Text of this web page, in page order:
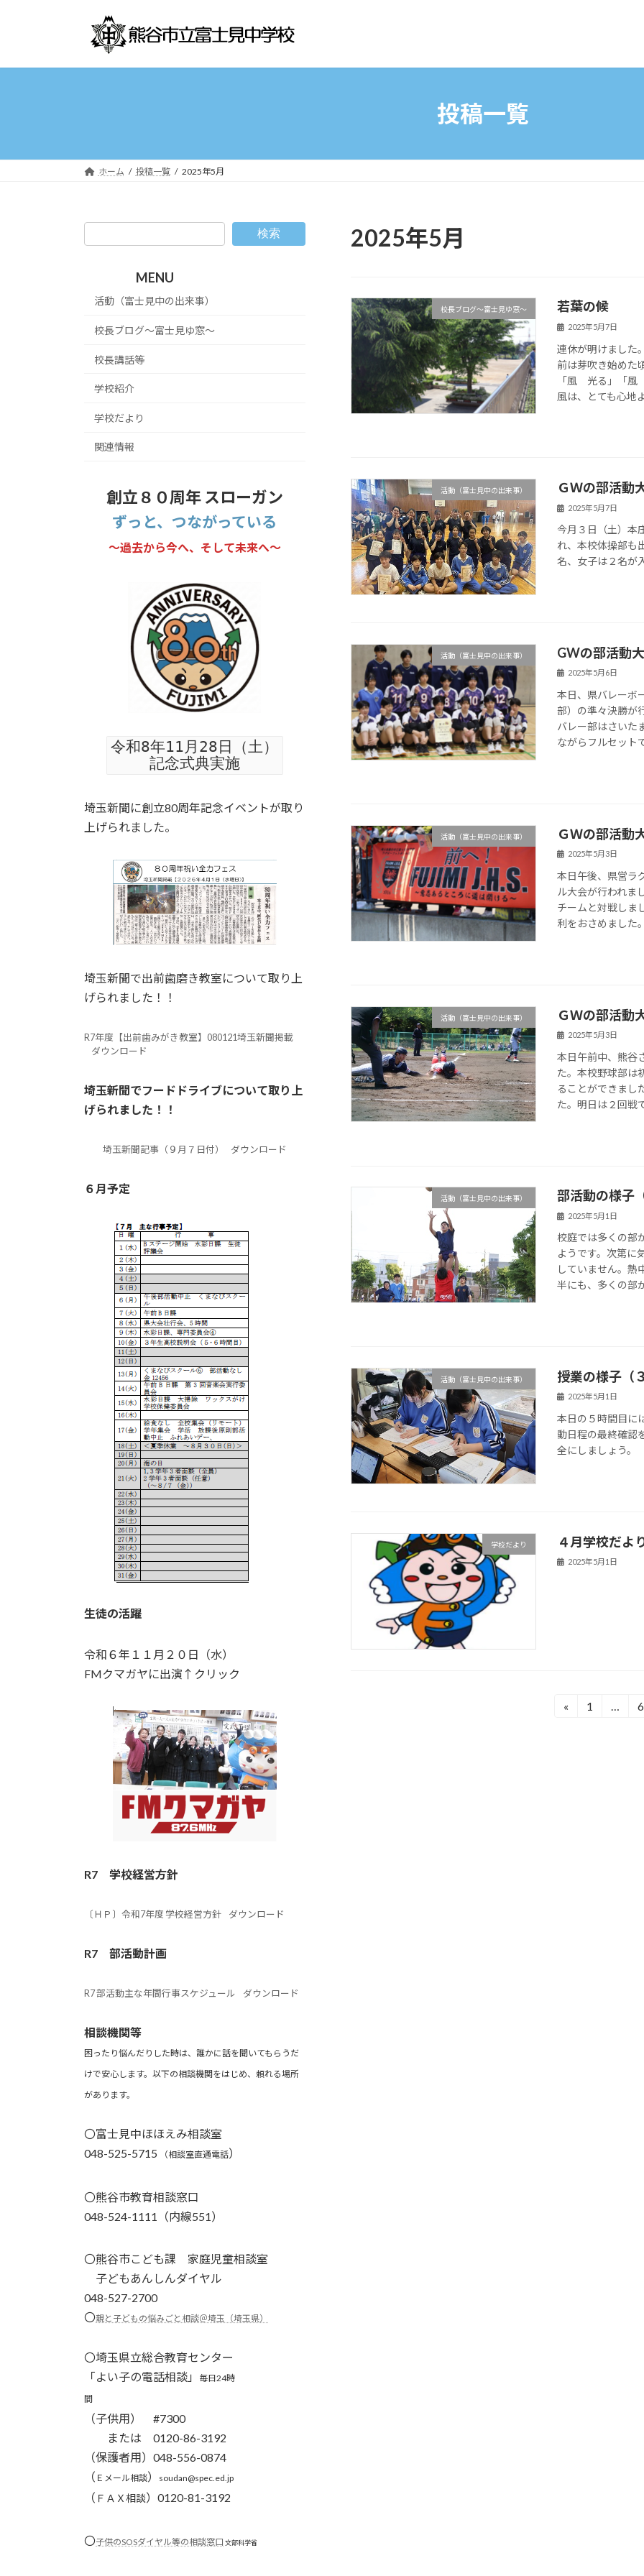
プ
動
投稿一覧
ホーム 投稿一覧 2025年5月
2025年5月
校長ブログ～富士見ゆ窓～ 若葉の候
2025年5月7日
連休が明けました
前は芽吹き始めた
「風 光る」「風
風は、とても心地
活動（富士見中の出来事） ＧＷの部活動
2025年5月7日
今月３日（土）本
れ、本校体操部も
名、女子は２名が
活動（富士見中の出来事） GWの部活動
2025年5月6日
本日、県バレーボ
部）の準々決勝が
バレー部はさいた
ながらフルセット
活動（富士見中の出来事） ＧＷの部活動
2025年5月3日
本日午後、県営ラ
ル大会が行われま
チームと対戦しま
利をおさめました
活動（富士見中の出来事） ＧＷの部活動
2025年5月3日
本日午前中、熊谷
た。本校野球部は
ることができまし
た。明日は２回戦
活動（富士見中の出来事） 部活動の様子
2025年5月1日
校庭では多くの部
ようです。次第に
していません。熱
半にも、多くの部
活動（富士見中の出来事） 授業の様子（
2025年5月1日
本日の５時間目に
動日程の最終確認
全にしましょう。
学校だより ４月学校だよ
2025年5月1日
«
固
1
固
6
検索
MENU
活動（富士見中の出来事）
校長ブログ～富士見ゆ窓～
校長講話等
学校紹介
学校だより
関連情報
創立８０周年 スローガン
ずっと、つながっている
～過去から今へ、そして未来へ～
令和8年11月28日（土）
記念式典実施
埼玉新聞に創立80周年記念イベントが取り
上げられました。
埼玉新聞で出前歯磨き教室について取り上
げられました！！
R7年度【出前歯みがき教室】080121埼玉新聞掲載
ダウンロード
埼玉新聞でフードドライブについて取り上
げられました！！
埼玉新聞記事（９月７日付） ダウンロード
６月予定
生徒の活躍
令和６年１１月２０日（水）
FMクマガヤに出演↑クリック
R7 学校経営方針
〔ＨＰ〕令和7年度 学校経営方針 ダウンロード
R7 部活動計画
R7 部活動主な年間行事スケジュール ダウンロード
相談機関等
困ったり悩んだりした時は、誰かに話を聞いてもらうだ
けで安心します。以下の相談機関をはじめ、頼れる場所
があります。
〇富士見中ほほえみ相談室
048-525-5715
（相談室直通電話）
〇熊谷市教育相談窓口
048-524-1111（内線551）
〇熊谷市こども課 家庭児童相談室
子どもあんしんダイヤル
048-527-2700
〇親と子どもの悩みごと相談＠埼玉（埼玉県）
〇埼玉県立総合教育センター
「よい子の電話相談」
毎日24時
間
（子供用） #7300
または 0120-86-3192
（保護者用）048-556-0874
（ Ｅメール相談） soudan@spec.ed.jp
（ ＦＡＸ相談）0120-81-3192
〇子供のSOSダイヤル等の相談窓口 文部科学省